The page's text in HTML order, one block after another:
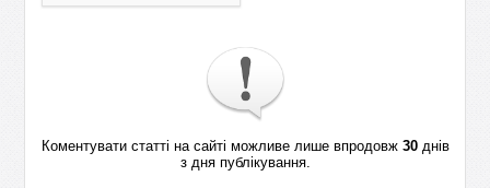
Коментувати статті на сайті можливе лише впродовж 30днів
з дня публікування.